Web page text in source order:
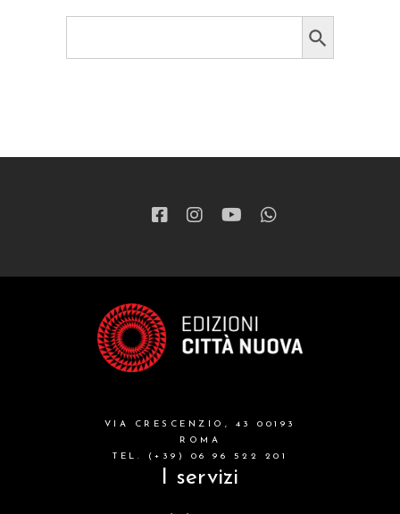
Search Button
VIA CRESCENZIO, 43 00193
ROMA
TEL. (+39) 06 96 522 201
I servizi